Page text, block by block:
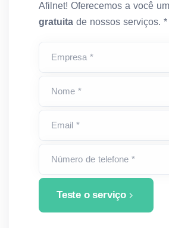
Afilnet! Oferecemos a você
gratuita de nossos serviços. *
Empresa *
Nome *
Email *
Número de telefone *
Teste o serviço